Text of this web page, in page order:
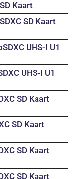
Kaart
SD Kaart
UHS-I U1
UHS-I U1
SD Kaart
SD Kaart
SD Kaart
SD Kaart